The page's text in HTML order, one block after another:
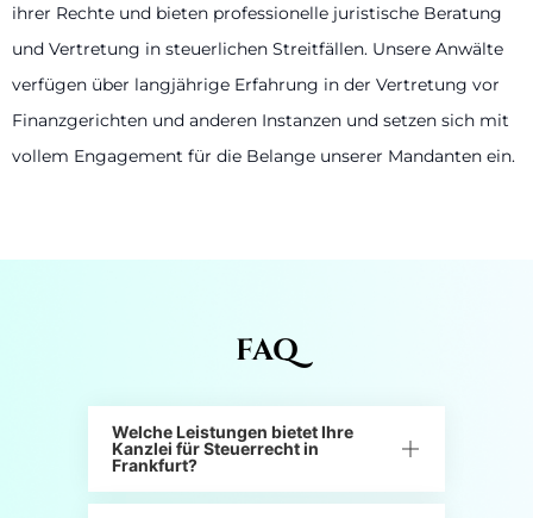
ihrer Rechte und bieten professionelle juristische Beratung
und Vertretung in steuerlichen Streitfällen. Unsere Anwälte
verfügen über langjährige Erfahrung in der Vertretung vor
Finanzgerichten und anderen Instanzen und setzen sich mit
vollem Engagement für die Belange unserer Mandanten ein.
FAQ
Welche Leistungen bietet Ihre
Kanzlei für Steuerrecht in
Frankfurt?